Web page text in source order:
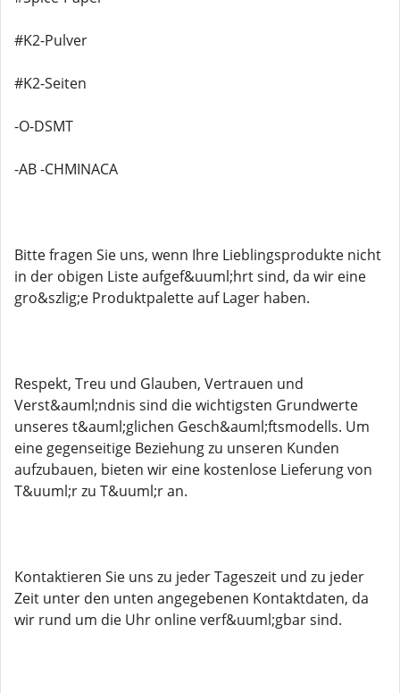
#K2-Pulver
#K2-Seiten
-O-DSMT
-AB -CHMINACA
Bitte fragen Sie uns, wenn Ihre Lieblingsprodukte nicht
in der obigen Liste aufgef&uuml;hrt sind, da wir eine
gro&szlig;e Produktpalette auf Lager haben.
Respekt, Treu und Glauben, Vertrauen und
Verst&auml;ndnis sind die wichtigsten Grundwerte
unseres t&auml;glichen Gesch&auml;ftsmodells. Um
eine gegenseitige Beziehung zu unseren Kunden
aufzubauen, bieten wir eine kostenlose Lieferung von
T&uuml;r zu T&uuml;r an.
Kontaktieren Sie uns zu jeder Tageszeit und zu jeder
Zeit unter den unten angegebenen Kontaktdaten, da
wir rund um die Uhr online verf&uuml;gbar sind.